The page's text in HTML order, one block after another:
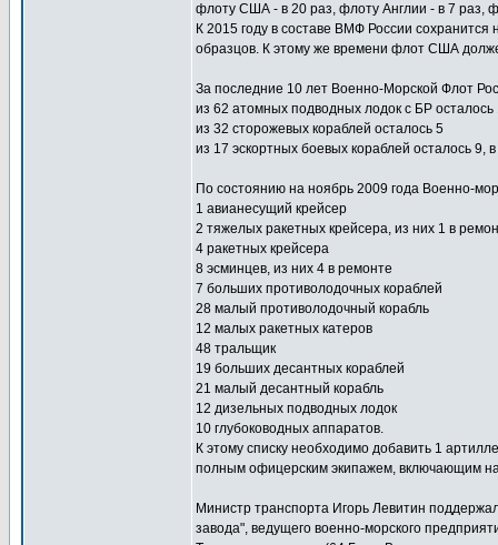
флоту США - в 20 раз, флоту Англии - в 7 раз,
К 2015 году в составе ВМФ России
образцов. К этому же времени флот США
За последние 10 лет Военно-Морской Флот
из 62 атомных подводных лодок с БР осталось
из 32 сторожевых кораблей осталось 5
из 17 эскортных боевых кораблей осталось 9,
По состоянию на ноябрь 2009 года Военно-
1 авианесущий крейсер
2 тяжелых ракетных крейсера, из них 1 в
4 ракетных крейсера
8 эсминцев, из них 4 в ремонте
7 больших противолодочных кораблей
28 малый противолодочный корабль
12 малых ракетных катеров
48 тральщик
19 больших десантных кораблей
21 малый десантный корабль
12 дизельных подводных лодок
10 глубоководных аппаратов.
К этому списку необходимо добавить 1
полным офицерским экипажем, включающим
Министр транспорта Игорь Левитин
завода", ведущего военно-морского